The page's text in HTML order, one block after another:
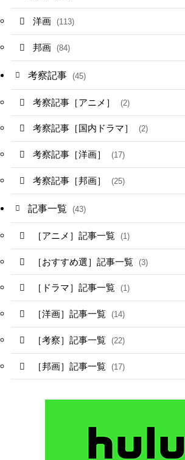
洋画 (113)
邦画 (84)
考察記事 (45)
考察記事［アニメ］ (2)
考察記事［国内ドラマ］ (2)
考察記事［洋画］ (17)
考察記事［邦画］ (25)
記事一覧 (43)
［アニメ］記事一覧 (1)
［おすすめ選］記事一覧 (3)
［ドラマ］記事一覧 (1)
［洋画］記事一覧 (14)
［考察］記事一覧 (22)
［邦画］記事一覧 (17)